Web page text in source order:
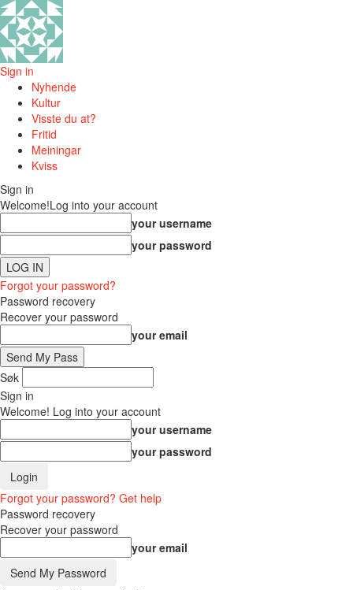
Sign in
Nyhende
Kultur
Visste du at?
Fritid
Meiningar
Kviss
Sign in
Welcome!Log into your account
your username
your password
Forgot your password?
Password recovery
Recover your password
your email
Søk
Sign in
Welcome! Log into your account
your username
your password
Forgot your password? Get help
Password recovery
Recover your password
your email